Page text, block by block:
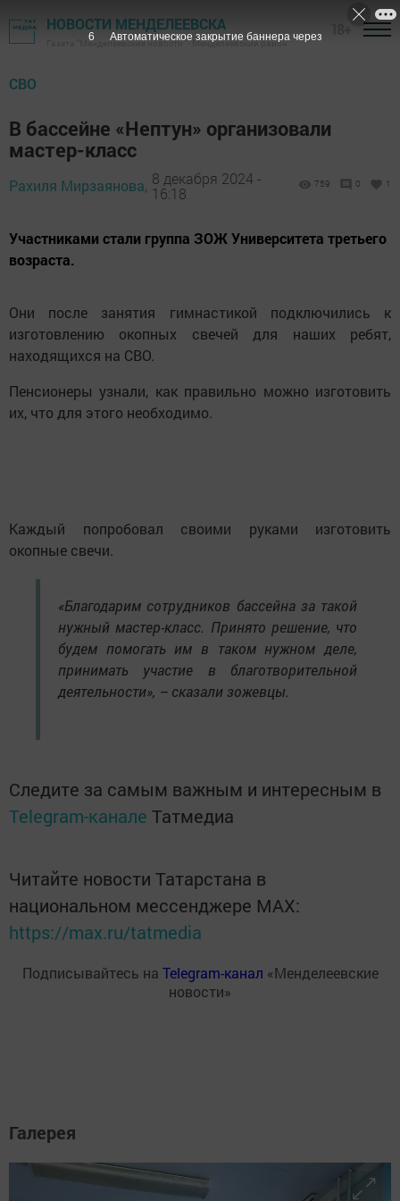
НОВОСТИ МЕНДЕЛЕЕВСКА
Газета "Менделеевские новости" - Менделеевский район
СВО
В бассейне «Нептун» организовали
мастер-класс
Рахиля Мирзаянова, 8 декабря 2024 -
16:18
759 0 1
Участниками стали группа ЗОЖ Университета третьего
возраста.
Они после занятия гимнастикой подключились к
изготовлению окопных свечей для наших ребят,
находящихся на СВО.
Пенсионеры узнали, как правильно можно изготовить
их, что для этого необходимо.
Каждый попробовал своими руками изготовить
окопные свечи.
«Благодарим сотрудников бассейна за такой
нужный мастер-класс. Принято решение, что
будем помогать им в таком нужном деле,
принимать участие в благотворительной
деятельности», – сказали зожевцы.
Следите за самым важным и интересным в
Telegram-канале Татмедиа
Читайте новости Татарстана в
национальном мессенджере MАХ:
https://max.ru/tatmedia
Подписывайтесь на Telegram-канал «Менделеевские
новости»
Галерея
5 Автоматическое закрытие баннера через